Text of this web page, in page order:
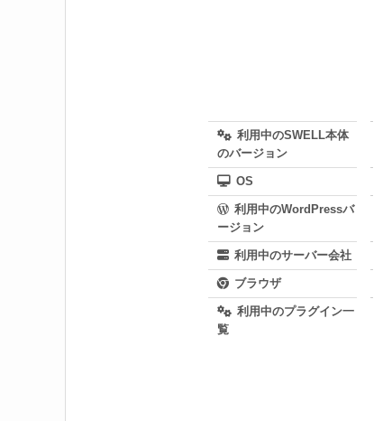
利用中のSWELL本体
のバージョン
OS
利用中のWordPressバ
ージョン
利用中のサーバー会社
ブラウザ
利用中のプラグイン一
覧